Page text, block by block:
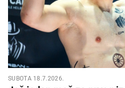
SUBOTA 18.7.2026.